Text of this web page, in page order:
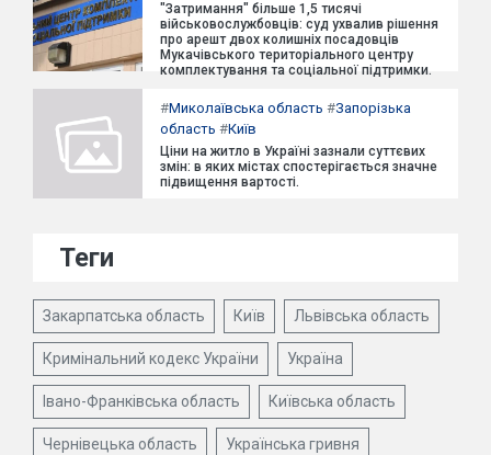
"Затримання" більше 1,5 тисячі
військовослужбовців: суд ухвалив рішення
про арешт двох колишніх посадовців
Мукачівського територіального центру
комплектування та соціальної підтримки.
#Миколаївська область #Запорізька
область #Київ
Ціни на житло в Україні зазнали суттєвих
змін: в яких містах спостерігається значне
підвищення вартості.
Теги
Закарпатська область Київ Львівська область
Кримінальний кодекс України Україна
Івано-Франківська область Київська область
Чернівецька область Українська гривня